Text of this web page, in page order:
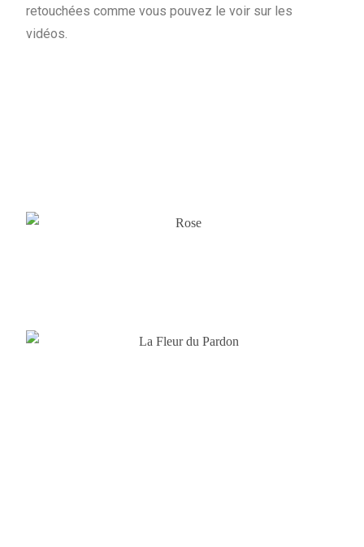
retouchées comme vous pouvez le voir sur les
vidéos.